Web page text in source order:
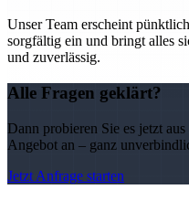
Unser Team erscheint
sorgfältig ein und bringt alles
und zuverlässig.
Alle Fragen geklärt?
Dann probieren Sie es jetzt
Angebot an – ganz
Jetzt Anfrage starten